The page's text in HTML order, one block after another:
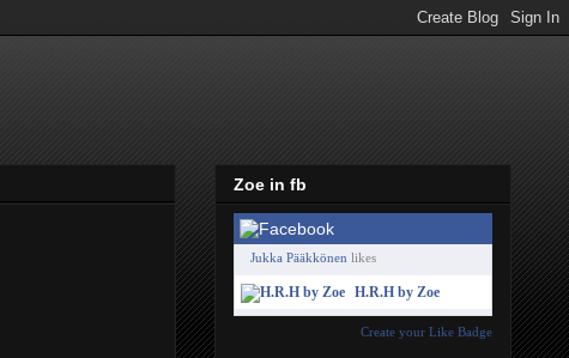
Zoe in fb
Jukka Pääkkönen likes
H.R.H by Zoe
Create your Like Badge